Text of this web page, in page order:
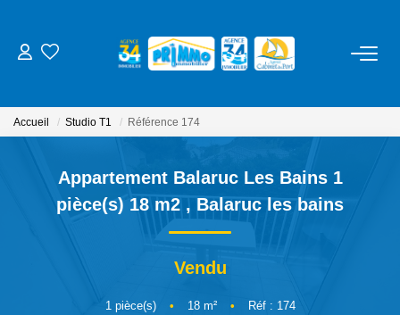
ESTIMER
Accueil Studio T1 Référence 174
Appartement Balaruc Les Bains 1
pièce(s) 18 m2 , Balaruc les bains
Vendu
1 pièce(s) • 18m² • Réf : 174